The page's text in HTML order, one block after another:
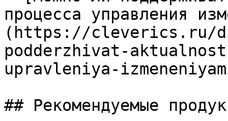
процесса управления
(https://cleverics.ru/
podderzhivat-
upravleniya-
## Рекомендуемые